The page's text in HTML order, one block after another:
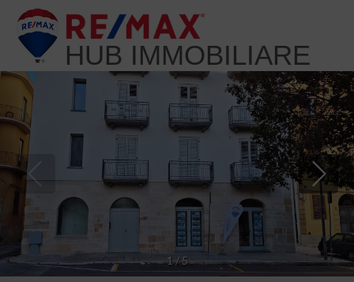
HUB IMMOBILIARE
1/5